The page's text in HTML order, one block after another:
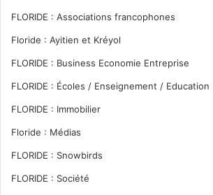
FLORIDE : Associations francophones
Floride : Ayitien et Kréyol
FLORIDE : Business Economie Entreprise
FLORIDE : Écoles / Enseignement / Education
FLORIDE : Immobilier
Floride : Médias
FLORIDE : Snowbirds
FLORIDE : Société